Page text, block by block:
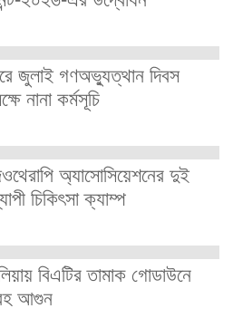
জুলাই গণঅভ্যুত্থান দিবস
নানা কর্মসূচি
অ্যাসোসিয়েশনের দুই
চিকিৎসা ক্যাম্প
বিএটির তামাক গোডাউনে
আগুন